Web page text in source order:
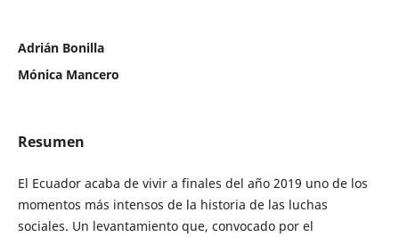
Adrián Bonilla
Mónica Mancero
Resumen
El Ecuador acaba de vivir a finales del año 2019 uno de los
momentos más intensos de la historia de las luchas
sociales. Un levantamiento que, convocado por el